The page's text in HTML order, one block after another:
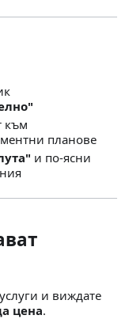
към
планове
и по‑ясни
и виждате
цена.